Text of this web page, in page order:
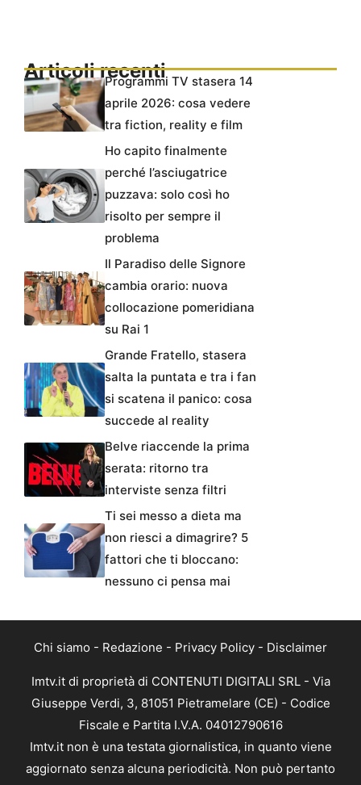
Articoli recentiProgrammi TV stasera 14
aprile 2026: cosa vedere
tra fiction, reality e film
Ho capito finalmente
perché l’asciugatrice
puzzava: solo così ho
risolto per sempre il
problema
Il Paradiso delle Signore
cambia orario: nuova
collocazione pomeridiana
su Rai 1
Grande Fratello, stasera
salta la puntata e tra i fan
si scatena il panico: cosa
succede al reality
Belve riaccende la prima
serata: ritorno tra
interviste senza filtri
Ti sei messo a dieta ma
non riesci a dimagrire? 5
fattori che ti bloccano:
nessuno ci pensa mai
Chi siamo - Redazione - Privacy Policy - Disclaimer
Imtv.it di proprietà di CONTENUTI DIGITALI SRL - Via
Giuseppe Verdi, 3, 81051 Pietramelare (CE) - Codice
Fiscale e Partita I.V.A. 04012790616
Imtv.it non è una testata giornalistica, in quanto viene
aggiornato senza alcuna periodicità. Non può pertanto